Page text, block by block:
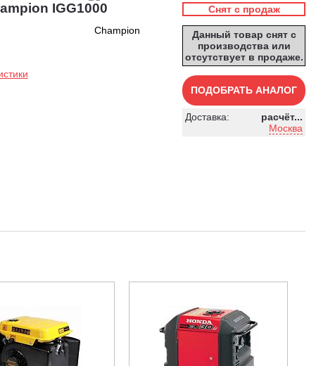
IGG1000
Champion
Снят с продаж
Данный товар снят с
производства или
отсутствует в продаже.
ПОДОБРАТЬ АНАЛОГ
Доставка:
расчёт...
Москва